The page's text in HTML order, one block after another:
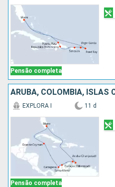
Pensão completa
Pensão completa
EXPLORA I 11 d